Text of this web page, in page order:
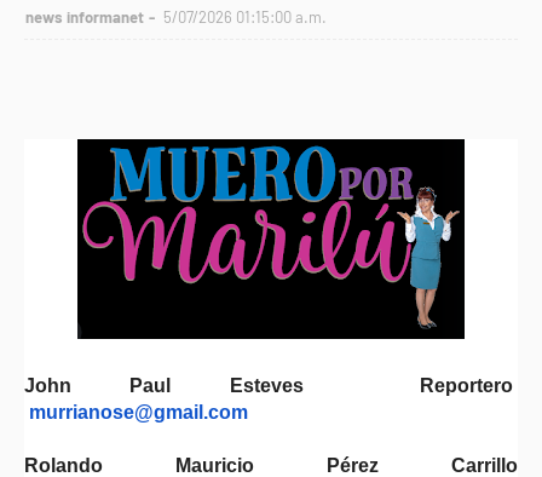
news informanet 5/07/2026 01:15:00 a.m.
John Paul Esteves Reportero
murrianose@gmail.com
Rolando Mauricio Pérez Carrillo